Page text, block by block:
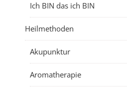
Ich BIN das ich BIN
Heilmethoden
Akupunktur
Aromatherapie